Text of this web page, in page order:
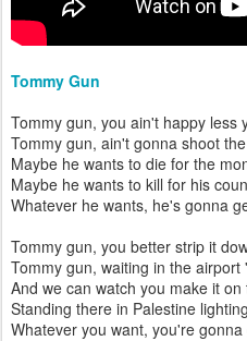
Tommy Gun
Tommy gun, you ain't happy less
Tommy gun, ain't gonna shoot
Maybe he wants to die for the
Maybe he wants to kill for his
Whatever he wants, he's gonna
Tommy gun, you better strip it
Tommy gun, waiting in the airport
And we can watch you make it
Standing there in Palestine
Whatever you want, you're gonna